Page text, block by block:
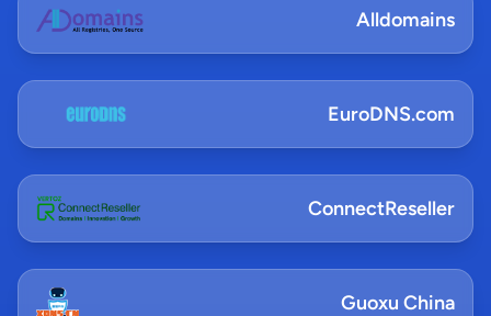
Alldomains
EuroDNS.com
ConnectReseller
Guoxu China